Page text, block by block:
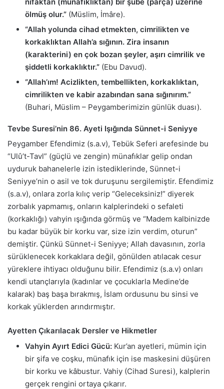
ölmüş olur.” (Müslim, İmâre).
“Allah yolunda cihad etmekten, cimrilikten ve
korkaklıktan Allah’a sığının. Zira insanın
(karakterini) en çok bozan şeyler, aşırı cimrilik ve
şiddetli korkaklıktır.” (Ebu Davud).
“Allah’ım! Acizlikten, tembellikten, korkaklıktan,
cimrilikten ve kabir azabından sana sığınırım.”
(Buhari, Müslim – Peygamberimizin günlük duası).
Tevbe Suresi’nin 86. Ayeti Işığında Sünnet-i Seniyye
Peygamber Efendimiz (s.a.v), Tebük Seferi arefesinde bu
“Ulû’t-Tavl” (güçlü ve zengin) münafıklar gelip ondan
uyduruk bahanelerle izin istediklerinde, Sünnet-i
Seniyye’nin o asil ve tok duruşunu sergilemiştir. Efendimiz
(s.a.v), onlara zorla kılıç verip “Geleceksiniz!” diyerek
zorbalık yapmamış, onların kalplerindeki o sefaleti
(korkaklığı) vahyin ışığında görmüş ve “Madem kalbinizde
bu kadar büyük bir korku var, size izin verdim, oturun”
demiştir. Çünkü Sünnet-i Seniyye; Allah davasının, zorla
sürüklenecek korkaklara değil, gönülden atılacak cesur
yüreklere ihtiyacı olduğunu bilir. Efendimiz (s.a.v) onları
kendi utançlarıyla (kadınlar ve çocuklarla Medine’de
kalarak) baş başa bırakmış, İslam ordusunu bu sinsi ve
korkak yüklerden arındırmıştır.
Ayetten Çıkarılacak Dersler ve Hikmetler
Vahyin Ayırt Edici Gücü: Kur’an ayetleri, mümin için
bir şifa ve coşku, münafık için ise maskesini düşüren
bir korku ve kâbustur. Vahiy (Cihad Suresi), kalplerin
gerçek rengini ortaya çıkarır.